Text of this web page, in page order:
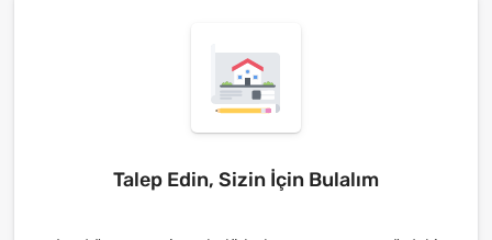
Talep Edin, Sizin İçin Bulalım